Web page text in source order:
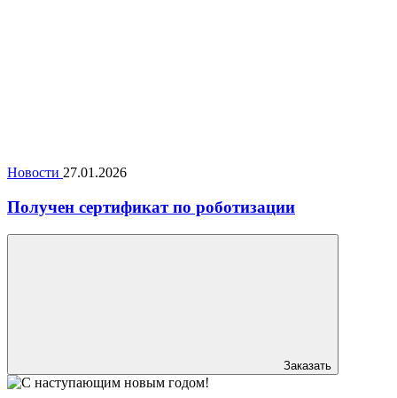
Новости 27.01.2026
Получен сертификат по роботизации
Заказать